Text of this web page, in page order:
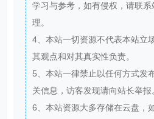
学习与参考，如有侵权，请联
理。
4、本站一切资源不代表本站立
其观点和对其真实性负责。
5、本站一律禁止以任何方式发
关信息，访客发现请向站长举报
6、本站资源大多存储在云盘，